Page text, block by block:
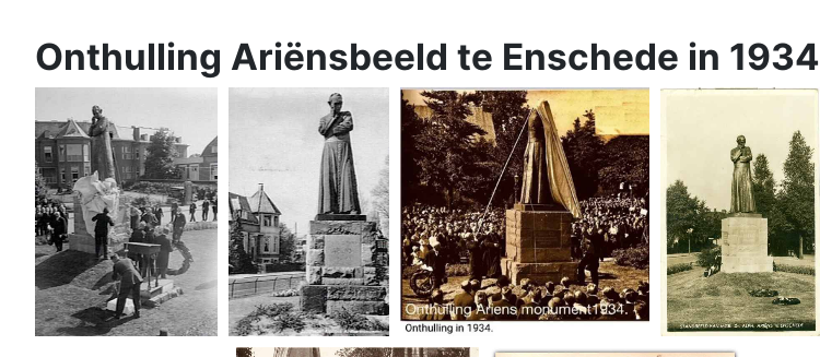
Onthulling Ariënsbeeld te Enschede in 1934